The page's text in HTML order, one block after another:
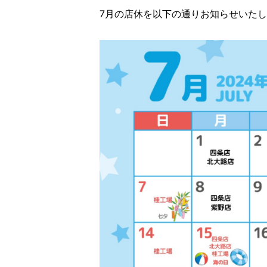
7月の店休を以下の通りお知らせいた